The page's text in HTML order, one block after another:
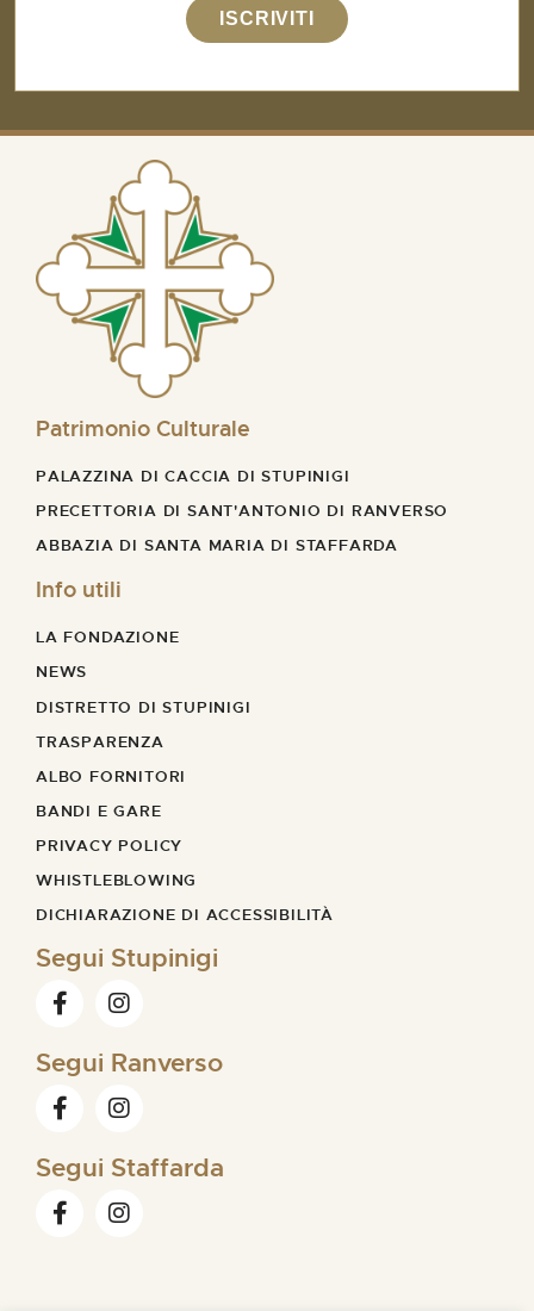
ISCRIVITI
Patrimonio Culturale
PALAZZINA DI CACCIA DI STUPINIGI
PRECETTORIA DI SANT'ANTONIO DI RANVERSO
ABBAZIA DI SANTA MARIA DI STAFFARDA
Info utili
LA FONDAZIONE
NEWS
DISTRETTO DI STUPINIGI
TRASPARENZA
ALBO FORNITORI
BANDI E GARE
PRIVACY POLICY
WHISTLEBLOWING
DICHIARAZIONE DI ACCESSIBILITÀ
Segui Stupinigi
Segui Ranverso
Segui Staffarda